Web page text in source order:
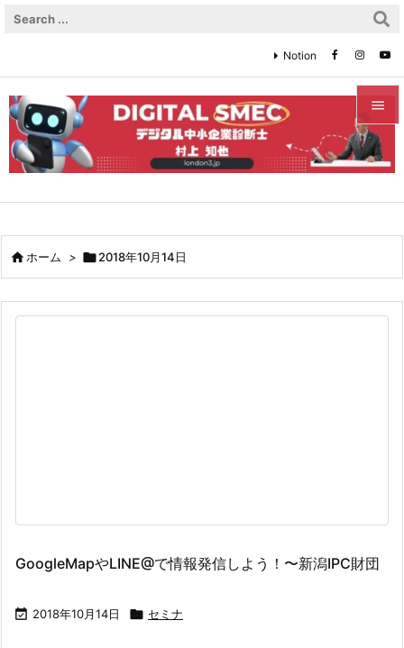


メニュ


次へ
Notion
ホーム > 2018年10月14日
GoogleMapやLINE@で情報発信しよう！〜新潟IPC財団
 2018年10月14日  セミナ